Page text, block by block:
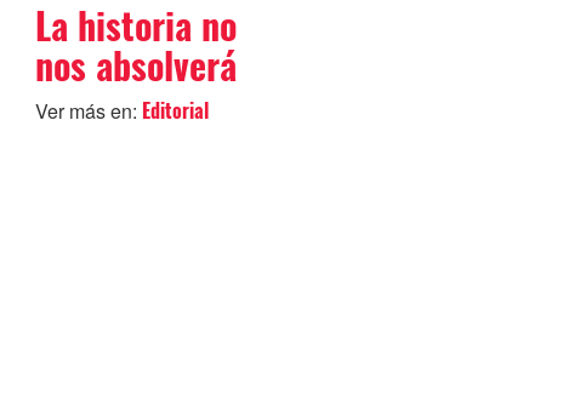
La historia no
nos absolverá
Ver más en: Editorial